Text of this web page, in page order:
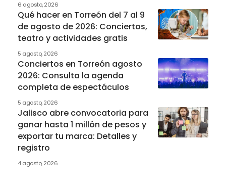
6 agosto, 2026
Qué hacer en Torreón del 7 al 9
de agosto de 2026: Conciertos,
teatro y actividades gratis
5 agosto, 2026
Conciertos en Torreón agosto
2026: Consulta la agenda
completa de espectáculos
5 agosto, 2026
Jalisco abre convocatoria para
ganar hasta 1 millón de pesos y
exportar tu marca: Detalles y
registro
4 agosto, 2026